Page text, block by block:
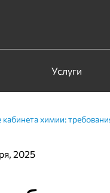
Услуги
химии:
2025